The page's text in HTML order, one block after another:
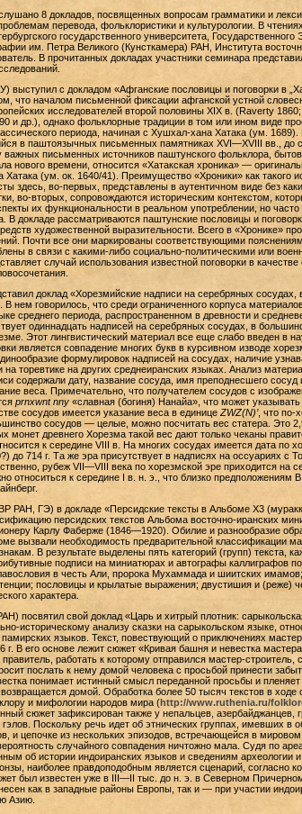
8 докладов, посвященных вопросам грамматики и
перевода, фольклористики и культурологии. В
государственного университета,
им. Петра Великого (Кунсткамера) РАН, Института
В прочитанных докладах участники семинара
выступил с докладом «Афганские пословицы и поговорки в
что началом письменной фиксации афганской устной
исследователей второй половины XIX в. (Raverty
и др.), однако фольклорные традиции в том или ином виде
периода, начиная с Хушхал-хана Хатака (ум.
в паштоязычных письменных памятниках XVI—XVIII вв., до
письменных источников паштунского фольклора,
нового времени, относится «Хатакская хроника» —
Хатака (ум. ок. 1640/41). Преимущество «Хроники» как такого
здесь, во-первых, представлены в аутентичном виде без
во-вторых, сопровождаются историческим контекстом,
их функциональности в реальном употреблении, но
В докладе рассматриваются паштунские пословицы и
художественной выразительности. Всего в «Хронике»
Почти все они маркированы соответствующими
в связи с какими-либо социально-политическими или
случай использования известной поговорки в качестве
доклад «Хорезмийские надписи на серебряных сосудах,
нем говорилось, что среди ограниченного корпуса
среднего периода, распространенном в древности и
одиннадцать надписей на серебряных сосудах, в
Этот лингвистический материал все еще слабо введен в
является совпадение многих букв в курсивном изводе
формулировок надписей на сосудах, наличие
торевтике на других среднеиранских языках. Анализ
содержали дату, название сосуда, имя преподнесшего сосуд
веса. Примечательно, что получателем сосудов с
prnxwnt nny «славная (богиня) Нанайа», что может
сосудов имеется указание веса в единице ZWZ(N)’, что по-
сосудов — целые, можно посчитать вес статера. Это
монет древнего Хорезма такой вес дают только чеканы
к середине VIII в. На многих сосудах имеется дата по
до 714 г. Та же эра присутствует в надписях на оссуариях с
рубеж VII—VIII века по хорезмской эре приходится на
относиться к середине I в. н. э., что близко предположениям
РАН, ГЭ) в докладе «Персидские тексты в Альбоме Х3
персидских текстов Альбома восточно-иранских
Карлу Фаберже (1846—1920). Обилие и разнообразие
вызвали необходимость предварительной классификации
В результате выделены пять категорий (групп) текста,
подписи на миниатюрах и автографы каллиграфов
в честь Али, пророка Мухаммада и шиитских
пословицы и крылатые выражения; двустишия и (реже)
характера.
посвятил свой доклад «Царь и хитрый плотник:
историческому анализу сказки на сарыкольском языке,
языков. Текст, повествующий о приключениях
г. В его основе лежит сюжет «Кривая башня и невестка
работать к которому отправился мастер-строитель,
послать к нему домой человека с просьбой принести
понимает истинный смысл переданной просьбы и пленяет
домой. Обработка более 50 тысяч текстов в ходе
и мифологии народов мира (http://www.ruthenia.ru/
сюжет зафиксирован также у непальцев, азербайджанцев,
Поскольку речь идет об этнических группах, имевших в
и цепочке из нескольких эпизодов, встречающейся в
случайного совпадения ничтожно мала. Судя по
об истории индоиранских языков и сведениям археологии и
наиболее правдоподобным является сценарий, согласно
был известен уже в III—II тыс. до н. э. в Северном
как в западные районы Европы, так и — при участии
Азию.